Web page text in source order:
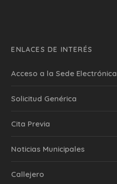
ENLACES DE INTERÉS
Acceso a la Sede Electrónica
Solicitud Genérica
Cita Previa
‎Noticias Municipales
Callejero